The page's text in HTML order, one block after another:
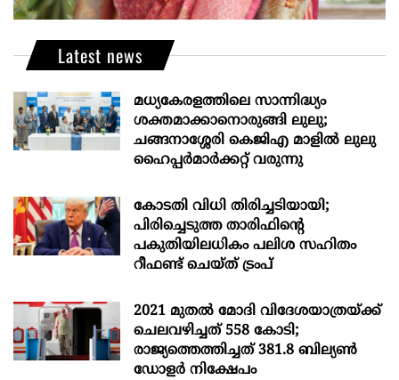
Latest news
മധ്യകേരളത്തിലെ സാന്നിദ്ധ്യം
ശക്തമാക്കാനൊരുങ്ങി ലുലു;
ചങ്ങനാശ്ശേരി കെജിഎ മാളിൽ ലുലു
ഹൈപ്പർമാർക്കറ്റ് വരുന്നു
കോടതി വിധി തിരിച്ചടിയായി;
പിരിച്ചെടുത്ത താരിഫിന്‍റെ
പകുതിയിലധികം പലിശ സഹിതം
റീഫണ്ട് ചെയ്ത് ട്രംപ്
2021 മുതൽ മോദി വിദേശയാത്രയ്ക്ക്
ചെലവഴിച്ചത് 558 കോടി;
രാജ്യത്തെത്തിച്ചത് 381.8 ബില്യൺ
ഡോളർ നിക്ഷേപം